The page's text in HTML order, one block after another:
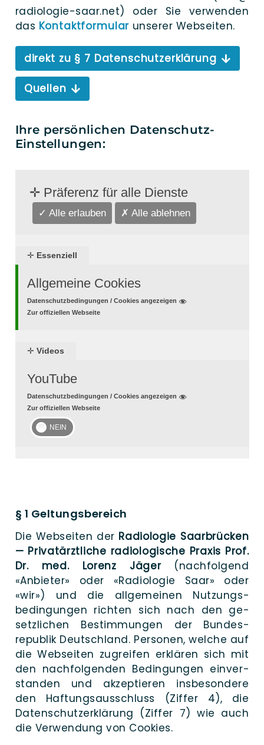
radiologie-​saar.​net) oder Sie ver­wen­den
das Kon­takt­for­mu­lar unse­rer Webseiten.
direkt zu § 7 Datenschutzerklärung
Quel­len
Ihre persönlichen Datenschutz-
Einstellungen:
✛Präferenz für alle Dienste
✓ Alle erlauben ✗ Alle ablehnen
✛ Essenziell
Allgemeine Cookies
Datenschutzbedingungen / Cookies angezeigen
Zur offiziellen Webseite
✛ Videos
YouTube
Datenschutzbedingungen / Cookies angezeigen
Zur offiziellen Webseite
§ 1 Geltungsbereich
Die Web­seiten der Radio­lo­gie Saar­brü­cken
— Pri­vat­ärzt­li­che radio­lo­gi­sche Pra­xis Prof.
Dr. med. Lorenz Jäger(nach­fol­gend
«Anbie­ter» oder «Radio­lo­gie Saar» oder
«wir») und die all­ge­meinen Nut­zungs­
bedingungen rich­ten sich nach den ge­
setzlichen Be­stimmungen der Bundes­
republik Deutsch­land. Per­so­nen, wel­che auf
die Web­sei­ten zu­greifen er­klären sich mit
den nach­folgenden Be­dingungen ein­ver­
standen und ak­zeptieren ins­besondere
den Haftungs­aus­schluss (Zif­fer 4), die
Daten­schutz­er­klärung (Zif­fer 7) wie auch
die Ve­rwendung von Cookies.